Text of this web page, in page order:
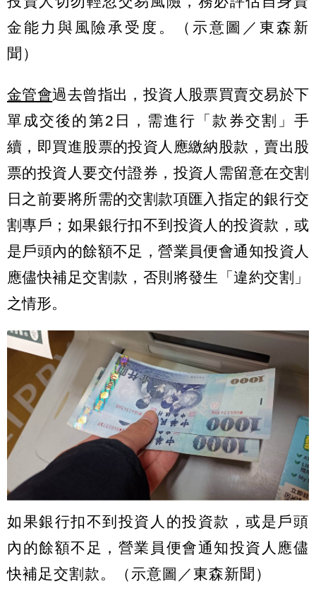
金能力與風險承受度。（示意圖／東森新
聞）
金管會過去曾指出，投資人股票買賣交易於下
單成交後的第2日，需進行「款券交割」手
續，即買進股票的投資人應繳納股款，賣出股
票的投資人要交付證券，投資人需留意在交割
日之前要將所需的交割款項匯入指定的銀行交
割專戶；如果銀行扣不到投資人的投資款，或
是戶頭內的餘額不足，營業員便會通知投資人
應儘快補足交割款，否則將發生「違約交割」
之情形。
如果銀行扣不到投資人的投資款，或是戶頭
內的餘額不足，營業員便會通知投資人應儘
快補足交割款。（示意圖／東森新聞）